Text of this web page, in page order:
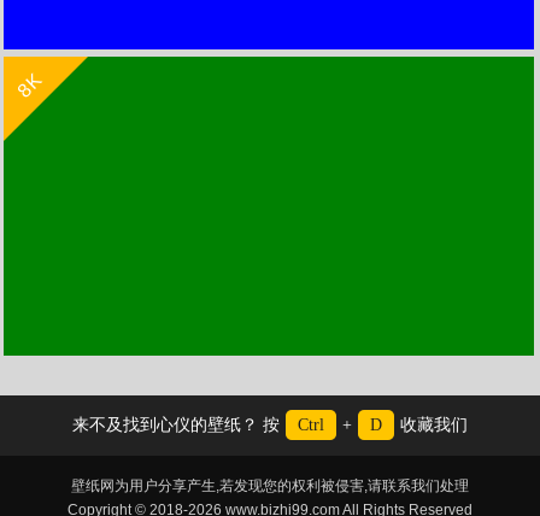
8K
纯绿色背景图8k壁纸7680x4320
来不及找到心仪的壁纸？ 按 Ctrl + D 收藏我们
壁纸网为用户分享产生,若发现您的权利被侵害,请联系我们处理
Copyright © 2018-2026 www.bizhi99.com All Rights Reserved